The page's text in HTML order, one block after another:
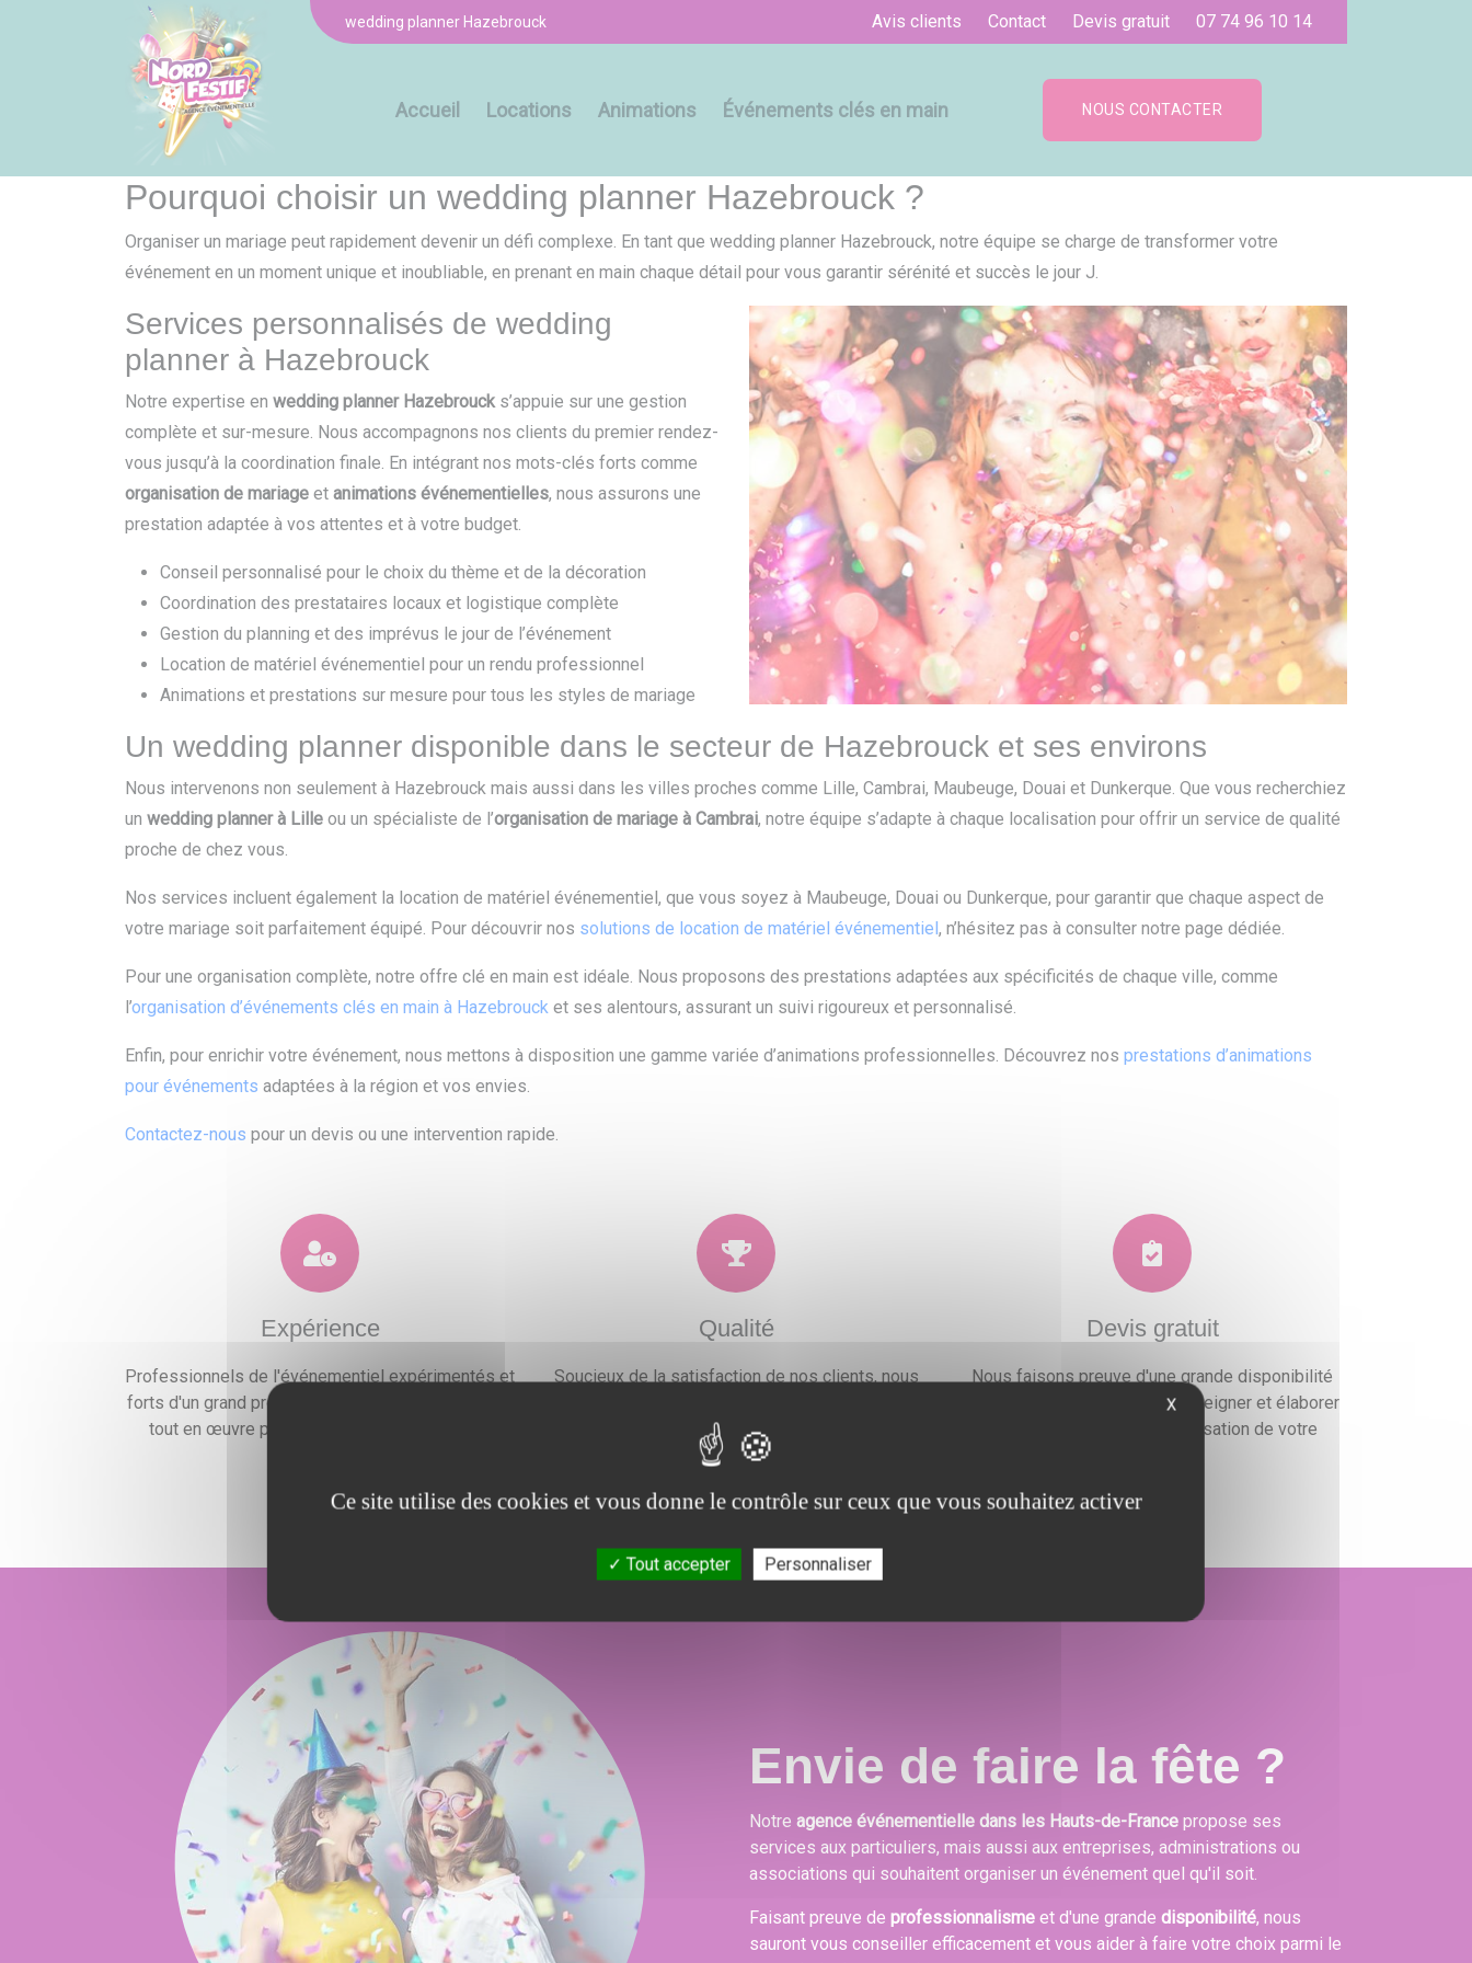
wedding planner Hazebrouck Avis clients Contact Devis gratuit 07 74 96 10 14
Accueil Locations Animations Événements clés en main NOUS CONTACTER
Pourquoi choisir un wedding planner Hazebrouck ?
Organiser un mariage peut rapidement devenir un défi complexe. En tant que wedding planner Hazebrouck, notre équipe se charge de transformer votre
événement en un moment unique et inoubliable, en prenant en main chaque détail pour vous garantir sérénité et succès le jour J.
Services personnalisés de wedding
planner à Hazebrouck
Notre expertise en wedding planner Hazebroucks’appuie sur une gestion
complète et sur-mesure. Nous accompagnons nos clients du premier rendez-
vous jusqu’à la coordination finale. En intégrant nos mots-clés forts comme
organisation de mariage et animations événementielles, nous assurons une
prestation adaptée à vos attentes et à votre budget.
Conseil personnalisé pour le choix du thème et de la décoration
Coordination des prestataires locaux et logistique complète
Gestion du planning et des imprévus le jour de l’événement
Location de matériel événementiel pour un rendu professionnel
Animations et prestations sur mesure pour tous les styles de mariage
Un wedding planner disponible dans le secteur de Hazebrouck et ses environs
Nous intervenons non seulement à Hazebrouck mais aussi dans les villes proches comme Lille, Cambrai, Maubeuge, Douai et Dunkerque. Que vous recherchiez
un wedding planner à Lille ou un spécialiste de l’organisation de mariage à Cambrai, notre équipe s’adapte à chaque localisation pour offrir un service de qualité
proche de chez vous.
Nos services incluent également la location de matériel événementiel, que vous soyez à Maubeuge, Douai ou Dunkerque, pour garantir que chaque aspect de
votre mariage soit parfaitement équipé. Pour découvrir nos solutions de location de matériel événementiel, n’hésitez pas à consulter notre page dédiée.
Pour une organisation complète, notre offre clé en main est idéale. Nous proposons des prestations adaptées aux spécificités de chaque ville, comme
l’organisation d’événements clés en main à Hazebrouck et ses alentours, assurant un suivi rigoureux et personnalisé.
Enfin, pour enrichir votre événement, nous mettons à disposition une gamme variée d’animations professionnelles. Découvrez nos prestations d’animations
pour événements adaptées à la région et vos envies.
Contactez-nous pour un devis ou une intervention rapide.
Expérience
Professionnels de l'événementiel expérimentés et
forts d'un grand professionnalisme, nous mettrons
tout en œuvre pour satisfaire vos exigences.
Qualité
Soucieux de la satisfaction de nos clients, nous
combleront toutes vos attentes, besoins et envies
festives.
Devis gratuit
Nous faisons preuve d'une grande disponibilité
pour vous conseiller, vous renseigner et élaborer
un devis gratuit pour l'organisation de votre
Envie de faire la fête ?
Notre agence événementielle dans les Hauts-de-France propose ses
services aux particuliers, mais aussi aux entreprises, administrations ou
associations qui souhaitent organiser un événement quel qu'il soit.
Faisant preuve de professionnalisme et d'une grande disponibilité, nous
sauront vous conseiller efficacement et vous aider à faire votre choix parmi le
Panneau de gestion des cookies
X
Ce site utilise des cookies et vous donne le contrôle sur ceux que vous souhaitez activer
Tout accepter Personnaliser